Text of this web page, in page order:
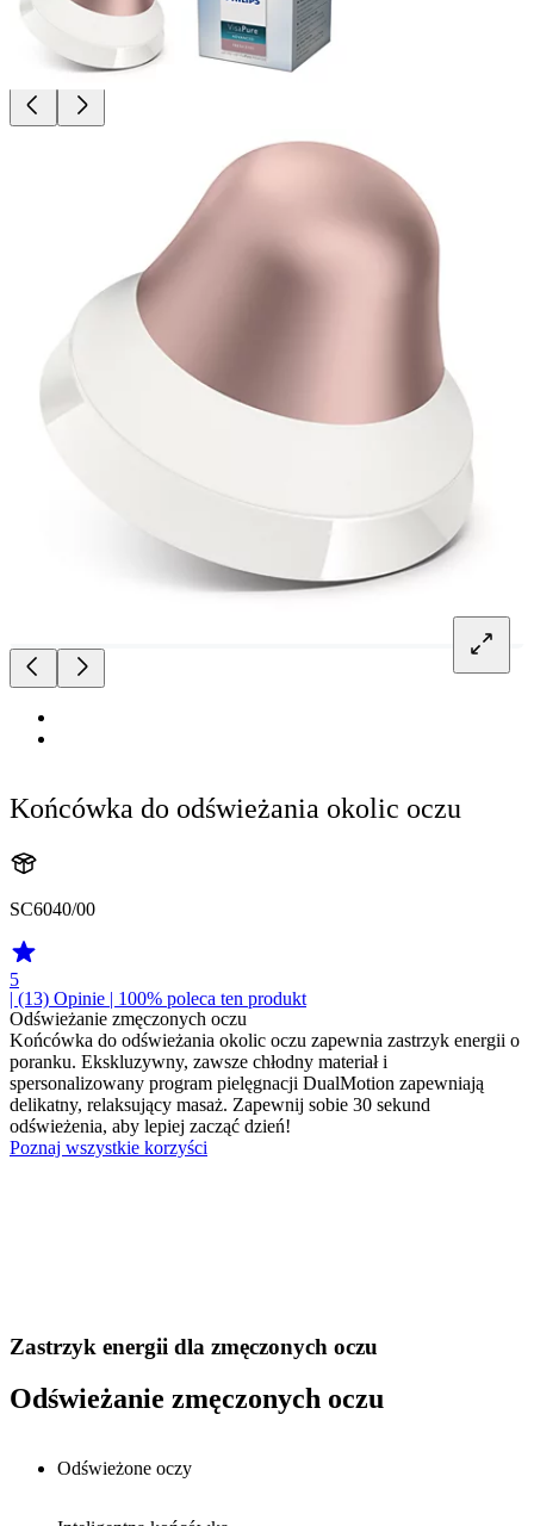
Końcówka do odświeżania okolic oczu
SC6040/00
5
| (13) Opinie | 100% poleca ten produkt
Odświeżanie zmęczonych oczu
Końcówka do odświeżania okolic oczu zapewnia zastrzyk energii o
poranku. Ekskluzywny, zawsze chłodny materiał i
spersonalizowany program pielęgnacji DualMotion zapewniają
delikatny, relaksujący masaż. Zapewnij sobie 30 sekund
odświeżenia, aby lepiej zacząć dzień!
Poznaj wszystkie korzyści
Zastrzyk energii dla zmęczonych oczu
Odświeżanie zmęczonych oczu
Odświeżone oczy